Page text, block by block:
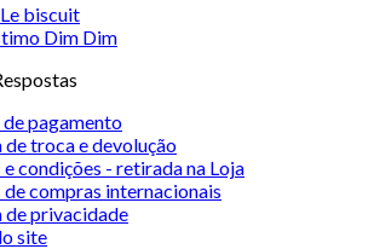
biscuit
Dim Dim
de pagamento
troca e devolução
e condições - retirada na Loja
de compras internacionais
de privacidade
site